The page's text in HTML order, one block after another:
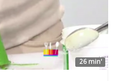
26 min'